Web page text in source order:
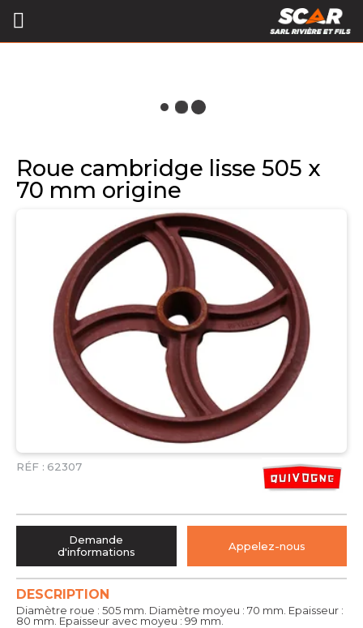
Roue cambridge lisse 505 x
70 mm origine
RÉF : 62307
DESCRIPTION
Diamètre roue : 505 mm. Diamètre moyeu : 70 mm. Epaisseur :
80 mm. Epaisseur avec moyeu : 99 mm.
Demande
d'informations
Appelez-nous